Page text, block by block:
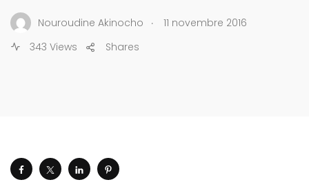
Nouroudine Akinocho .
11 novembre 2016
343 Views
Shares